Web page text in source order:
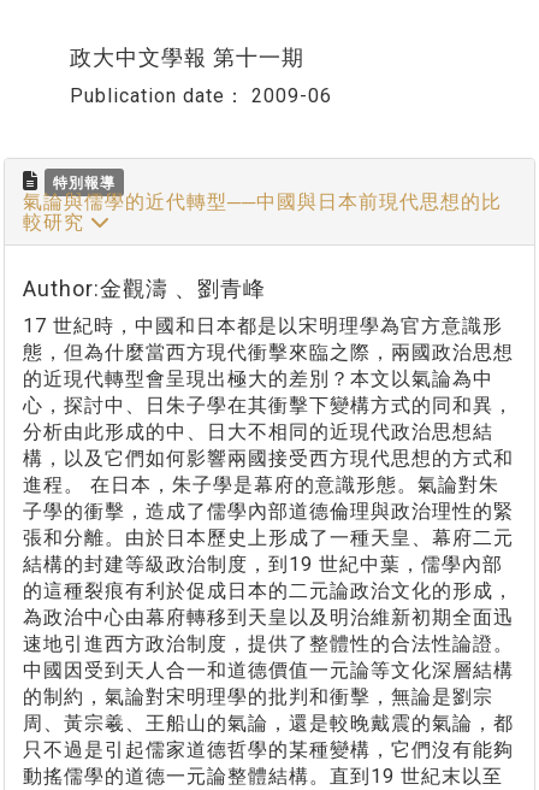
政大中文學報 第十一期
Publication date： 2009-06
特別報導
氣論與儒學的近代轉型──中國與日本前現代思想的比
較研究
Author:金觀濤 、劉青峰
17 世紀時，中國和日本都是以宋明理學為官方意識形
態，但為什麼當西方現代衝擊來臨之際，兩國政治思想
的近現代轉型會呈現出極大的差別？本文以氣論為中
心，探討中、日朱子學在其衝擊下變構方式的同和異，
分析由此形成的中、日大不相同的近現代政治思想結
構，以及它們如何影響兩國接受西方現代思想的方式和
進程。 在日本，朱子學是幕府的意識形態。氣論對朱
子學的衝擊，造成了儒學內部道德倫理與政治理性的緊
張和分離。由於日本歷史上形成了一種天皇、幕府二元
結構的封建等級政治制度，到19 世紀中葉，儒學內部
的這種裂痕有利於促成日本的二元論政治文化的形成，
為政治中心由幕府轉移到天皇以及明治維新初期全面迅
速地引進西方政治制度，提供了整體性的合法性論證。
中國因受到天人合一和道德價值一元論等文化深層結構
的制約，氣論對宋明理學的批判和衝擊，無論是劉宗
周、黃宗羲、王船山的氣論，還是較晚戴震的氣論，都
只不過是引起儒家道德哲學的某種變構，它們沒有能夠
動搖儒學的道德一元論整體結構。直到19 世紀末以至